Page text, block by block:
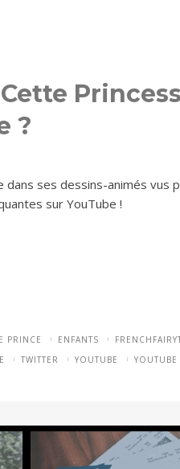
?
ses dessins-animés vus
sur YouTube !
PRINCE ENFANTS
TWITTER YOUTUBE